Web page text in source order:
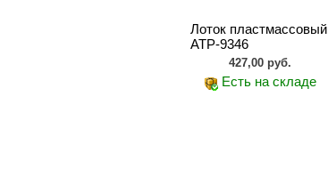
Лоток пластмассовый
АТР-9346
427,00 руб.
Есть на складе